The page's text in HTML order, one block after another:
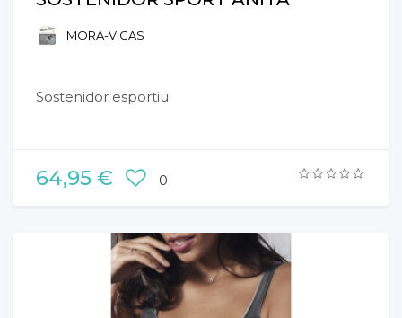
MORA-VIGAS
Sostenidor esportiu
64,95 € 0